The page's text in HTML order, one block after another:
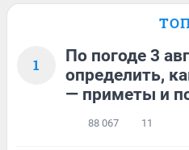
1
По погоде 3
определить,
— приметы и
88 067 11